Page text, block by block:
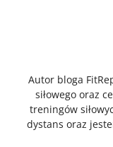
Autor bloga
siłowego oraz
treningów
dystans oraz